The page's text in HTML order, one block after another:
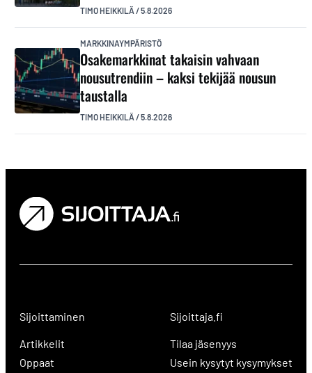
TIMO HEIKKILÄ /5.8.2026
MARKKINAYMPÄRISTÖ
Osakemarkkinat takaisin vahvaan
nousutrendiin – kaksi tekijää nousun
taustalla
TIMO HEIKKILÄ /5.8.2026
Sijoittaminen
Artikkelit
Oppaat
Sijoittaja.fi
Tilaa jäsenyys
Usein kysytyt kysymykset